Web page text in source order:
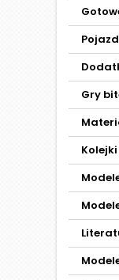
Gry
Kolejki